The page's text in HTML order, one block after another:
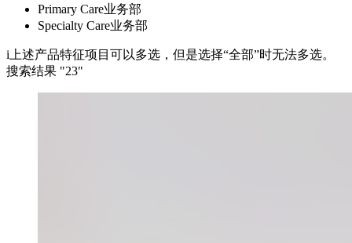
Primary Care业务部
Specialty Care业务部
i 上述产品特征项目可以多选，但是选择“全部”时无法多选。
搜索结果 "23"